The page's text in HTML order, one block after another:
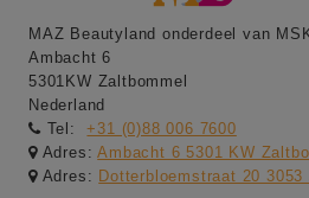
MAZ Beautyland onderdeel van
Ambacht 6
5301KW Zaltbommel
Nederland
Tel:
+31 (0)88 006 7600
Adres:Ambacht 6 5301 KW
Adres: Dotterbloemstraat 20 3053